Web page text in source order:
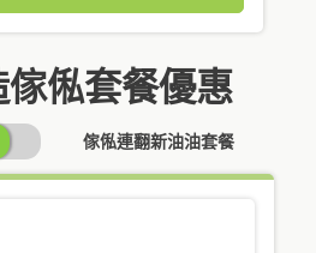
俬套餐優惠
傢俬連翻新油油套餐